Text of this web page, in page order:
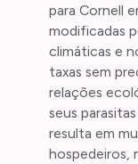
para Cornell
modificadas
climáticas e
taxas sem
relações
seus
resulta em
hospedeiros,